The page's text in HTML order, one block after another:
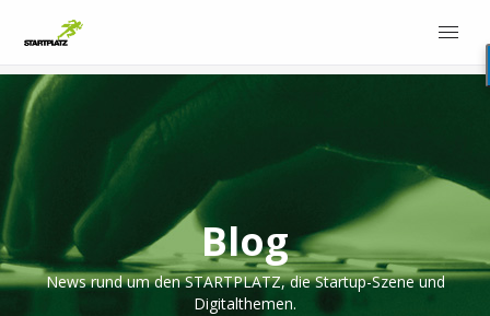
Blog
News rund um den STARTPLATZ, die Startup-Szene und
Digitalthemen.